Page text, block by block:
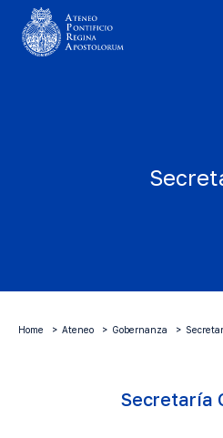
Home Ateneo Gobernanza
Secretaría